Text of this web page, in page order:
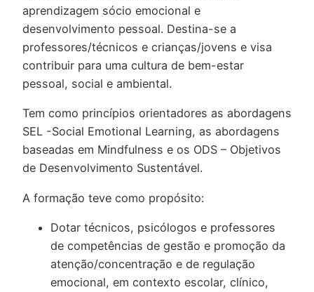
aprendizagem sócio emocional e
desenvolvimento pessoal. Destina-se a
professores/técnicos e crianças/jovens e visa
contribuir para uma cultura de bem-estar
pessoal, social e ambiental.
Tem como princípios orientadores as abordagens
SEL -Social Emotional Learning, as abordagens
baseadas em Mindfulness e os ODS – Objetivos
de Desenvolvimento Sustentável.
A formação teve como propósito:
Dotar técnicos, psicólogos e professores
de competências de gestão e promoção da
atenção/concentração e de regulação
emocional, em contexto escolar, clínico,